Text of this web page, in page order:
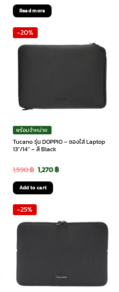
Read more
-20%
พร้อมจำหน่าย
Tucano รุ่น DOPPIO – ซองใส่ Laptop
13″/14″ – สี Black
1,590฿ Original
price
was:
1,270฿Current
Add to cart
-25%